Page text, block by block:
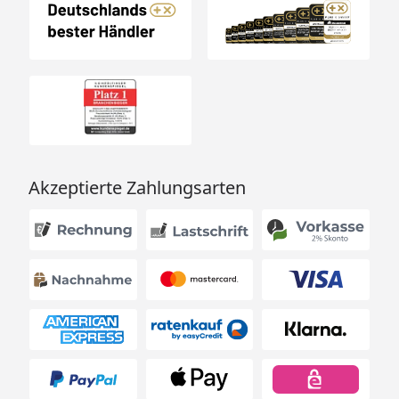
Anthrazit
Optionale Erweiterungen (siehe Reiter "Zubehör"):
Fundamentrahmen
Globel Metallgerätehaus Skillion S64 - S84
Montageanleitung
Technisches Datenblatt
Akzeptierte Zahlungsarten